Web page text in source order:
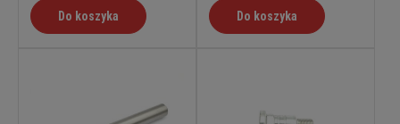
Do koszyka Do koszyka